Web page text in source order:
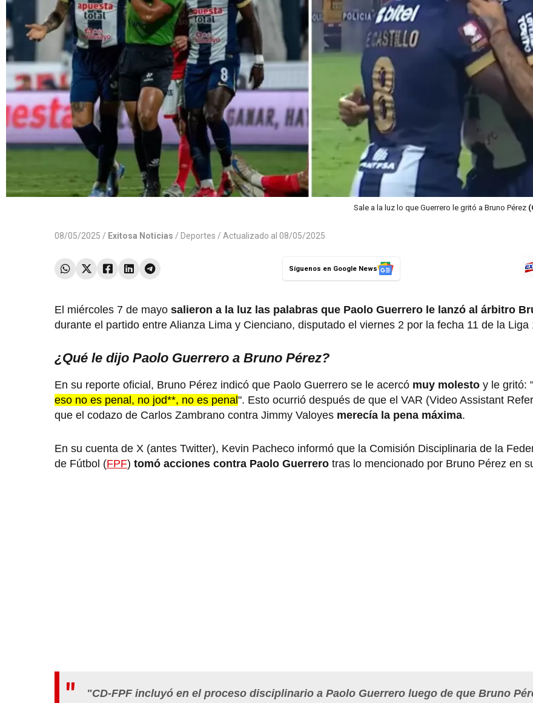
Sale a la luz lo que Guerrero le gritó a Bruno Pérez
08/05/2025 / Exitosa Noticias / Deportes / Actualizado al 08/05/2025
Síguenos en Google News
El miércoles 7 de mayo salieron a la luz las palabras que Paolo Guerrero le lanzó al árbitro
durante el partido entre Alianza Lima y Cienciano, disputado el viernes 2 por la fecha 11 de la Liga
¿Qué le dijo Paolo Guerrero a Bruno Pérez?
En su reporte oficial, Bruno Pérez indicó que Paolo Guerrero se le acercó muy molesto y le gritó: "
eso no es penal, no jod**, no es penal ". Esto ocurrió después de que el VAR (Video Assistant
que el codazo de Carlos Zambrano contra Jimmy Valoyes merecía la pena máxima.
En su cuenta de X (antes Twitter), Kevin Pacheco informó que la Comisión Disciplinaria de la
de Fútbol (FPF) tomó acciones contra Paolo Guerrero tras lo mencionado por Bruno Pérez en
"CD-FPF incluyó en el proceso disciplinario a Paolo Guerrero luego de que Bruno